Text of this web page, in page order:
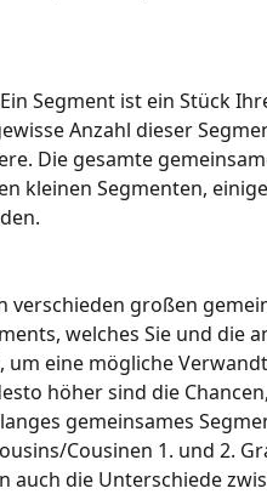
Segment ist ein Stück
Anzahl dieser
Die gesamte
kleinen Segmenten,
verschieden großen
welches Sie und die
eine mögliche
höher sind die
gemeinsames
Cousinen 1. und 2.
auch die Unterschiede